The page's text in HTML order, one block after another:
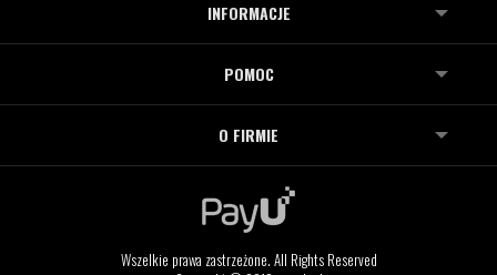
INFORMACJE
POMOC
O FIRMIE
Wszelkie prawa zastrzeżone. All Rights Reserved